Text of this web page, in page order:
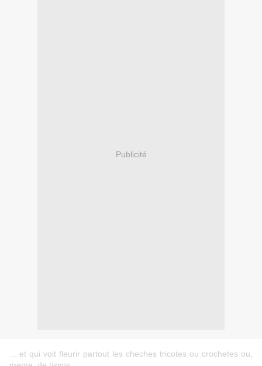
Publicité
... et qui voit fleurir partout les cheches tricotes ou crochetes ou,